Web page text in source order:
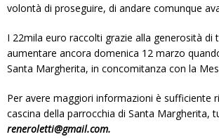
volontà di proseguire, di andare comunque
I 22mila euro raccolti grazie alla generosità
aumentare ancora domenica 12 marzo
Santa Margherita, in concomitanza con la
Per avere maggiori informazioni è sufficiente
cascina della parrocchia di Santa Margherita,
reneroletti@gmail.com.